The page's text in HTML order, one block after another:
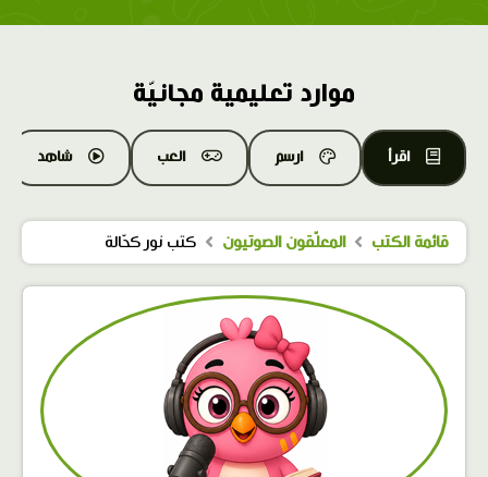
موارد تعليمية مجانيّة
اقرأ ارسم العب شاهد
قائمة الكتب المعلّقون الصوتيون كتب نور كحّالة